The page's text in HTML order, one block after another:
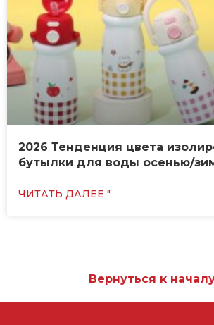
2026 Тенденция цвета
бутылки для воды осенью/
ЧИТАТЬ ДАЛЕЕ "
Вернуться к